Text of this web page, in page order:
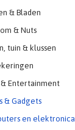
& Bladen
& Nuts
tuin & klussen
Entertainment
& Gadgets
en elektronica